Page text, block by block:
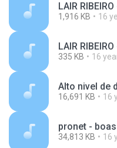
LAIR
1,916 KB 16
335 KB 16
Alto nivel de
16,691 KB 16
pronet -
34,813 KB 16